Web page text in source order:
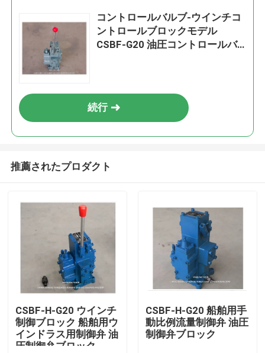
コントロールバルブ-ウインチコ
ントロールブロックモデル
CSBF-G20 油圧コントロールバ
続行
推薦されたプロダクト
CSBF-H-G20 ウインチ
制御ブロック 船舶用ウ
インドラス用制御弁 油
圧制御弁ブロック
CSBF-H-G20 船舶用手
動比例流量制御弁 油圧
制御弁ブロック